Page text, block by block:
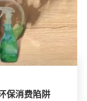
保消费陷阱